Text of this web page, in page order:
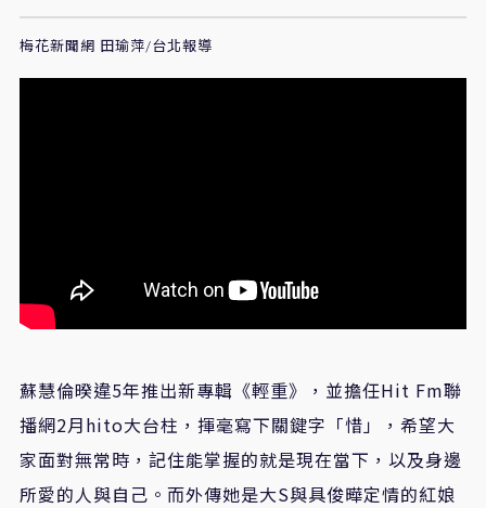
梅花新聞網 田瑜萍/台北報導
蘇慧倫暌違5年推出新專輯《輕重》，並擔任Hit Fm聯
播網2月hito大台柱，揮毫寫下關鍵字「惜」，希望大
家面對無常時，記住能掌握的就是現在當下，以及身邊
所愛的人與自己。而外傳她是大S與具俊曄定情的紅娘